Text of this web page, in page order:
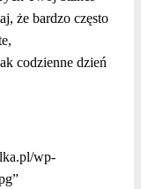
że bardzo często
codzienne dzień
wp-